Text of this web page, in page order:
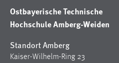
Ostbayerische Technische
Hochschule Amberg-Weiden
Standort Amberg
Kaiser-Wilhelm-Ring 23